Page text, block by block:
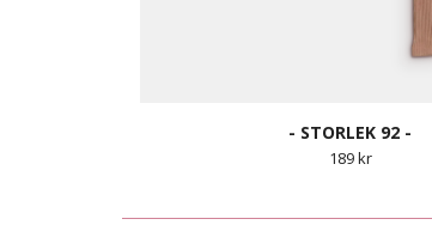
- STORLEK 92 -
189 kr